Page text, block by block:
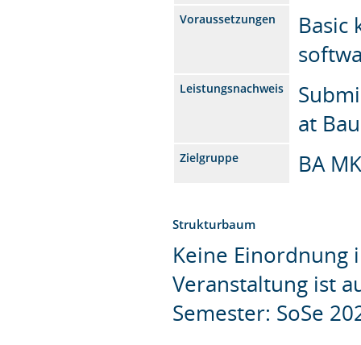
Voraussetzungen
Basic
Leistungsnachweis
at
Zielgruppe BA
Strukturbaum
Keine Einordnung
Veranstaltung ist
Semester: SoSe